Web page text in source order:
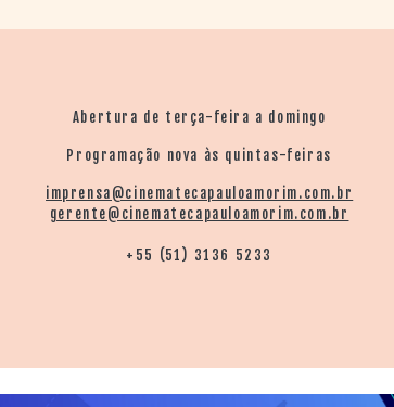
Abertura de terça-feira a domingo
Programação nova às quintas-feiras
imprensa@cinematecapauloamorim.com.br
gerente@cinematecapauloamorim.com.br
+55 (51) 3136 5233